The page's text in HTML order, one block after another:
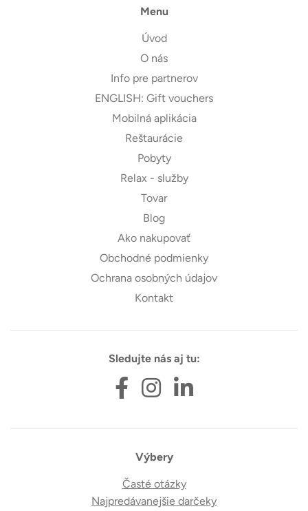
Menu
Úvod
O nás
Info pre partnerov
ENGLISH: Gift vouchers
Mobilná aplikácia
Reštaurácie
Pobyty
Relax - služby
Tovar
Blog
Ako nakupovať
Obchodné podmienky
Ochrana osobných údajov
Kontakt
Sledujte nás aj tu:
Výbery
Časté otázky
Najpredávanejšie darčeky